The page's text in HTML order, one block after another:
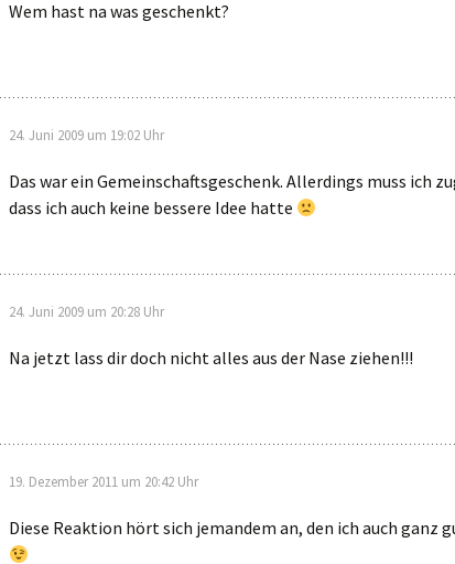
Wem hast na was geschenkt?
24. Juni 2009 um 19:02 Uhr
Das war ein Gemeinschaftsgeschenk. Allerdings muss ich
dass ich auch keine bessere Idee hatte
24. Juni 2009 um 20:28 Uhr
Na jetzt lass dir doch nicht alles aus der Nase ziehen!!!
19. Dezember 2011 um 20:42 Uhr
Diese Reaktion hört sich jemandem an, den ich auch ganz